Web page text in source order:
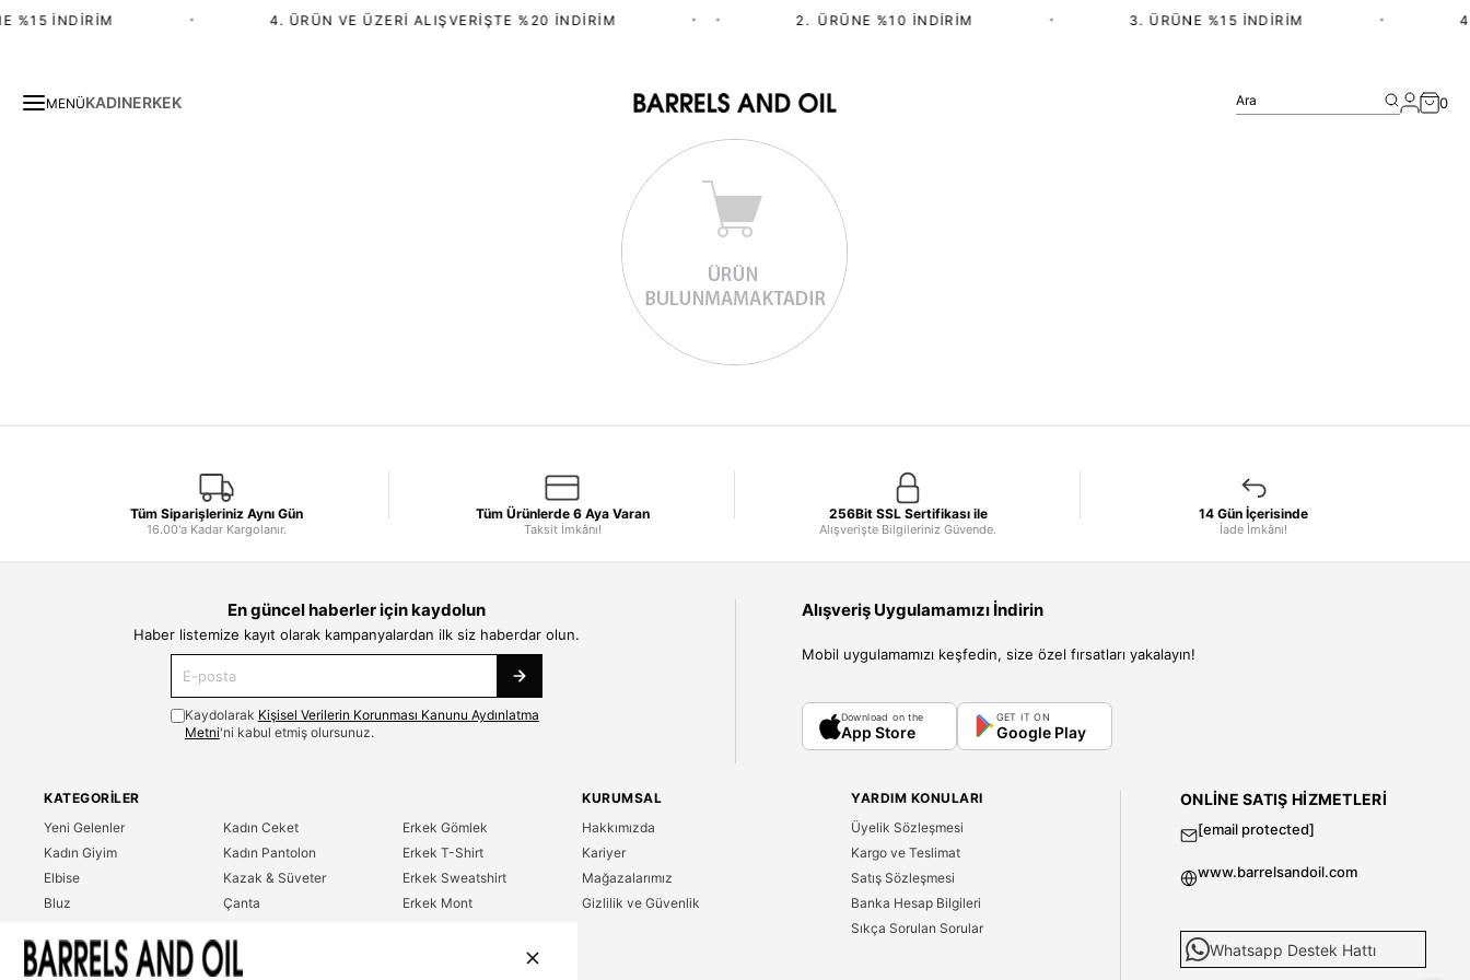
%15 İNDIRIM 4. ÜRÜN VE ÜZERI ALIŞVERIŞTE %20 İNDIRIM 2.⁠ ⁠ÜRÜNE %10 İNDIRIM 3. ÜRÜNE %15 İNDIRIM
MENÜKADINERKEK Ara 0
Tüm Siparişleriniz Aynı Gün
16.00'a Kadar Kargolanır.
Tüm Ürünlerde 6 Aya Varan
Taksit İmkânı!
256Bit SSL Sertifikası ile
Alışverişte Bilgileriniz Güvende.
14 Gün İçerisinde
İade İmkânı!
En güncel haberler için kaydolun
Haber listemize kayıt olarak kampanyalardan ilk siz haberdar olun.
Kaydolarak Kişisel Verilerin Korunması Kanunu Aydınlatma
Metni'ni kabul etmiş olursunuz.
Alışveriş Uygulamamızı İndirin
Mobil uygulamamızı keşfedin, size özel fırsatları yakalayın!
Download on the
App Store
GET IT ON
Google Play
KATEGORILER
Yeni Gelenler
Kadın Giyim
Elbise
Bluz
T-Shirt
Kadın Ceket
Kadın Pantolon
Kazak & Süveter
Çanta
Erkek Gömlek
Erkek T-Shirt
Erkek Sweatshirt
Erkek Mont
KURUMSAL
Hakkımızda
Kariyer
Mağazalarımız
Gizlilik ve Güvenlik
YARDIM KONULARI
Üyelik Sözleşmesi
Kargo ve Teslimat
Satış Sözleşmesi
Banka Hesap Bilgileri
Sıkça Sorulan Sorular
ONLINE SATIŞ HIZMETLERI
[email protected]
www.barrelsandoil.com
Whatsapp Destek Hattı